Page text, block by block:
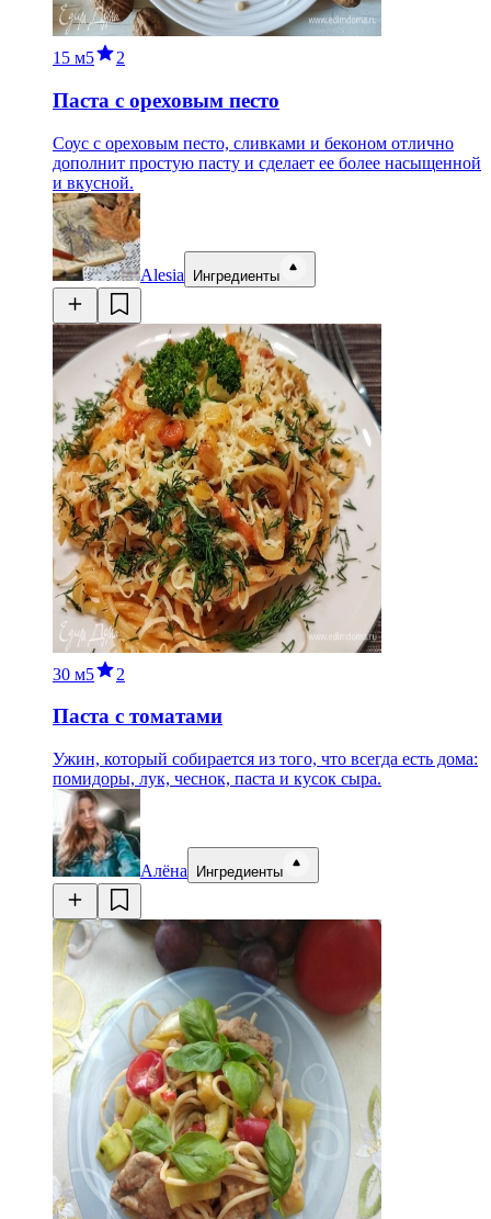
15 м5 2
Паста с ореховым песто
Соус с ореховым песто, сливками и беконом отлично
дополнит простую пасту и сделает ее более насыщенной
и вкусной.
Alesia Ингредиенты
30 м5 2
Паста с томатами
Ужин, который собирается из того, что всегда есть дома:
помидоры, лук, чеснок, паста и кусок сыра.
Алёна Ингредиенты